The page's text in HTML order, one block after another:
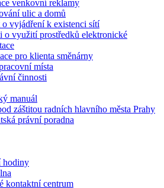
venkovní reklamy
ulic a domů
o vyjádření k existenci sítí
o využití prostředků elektronické
pro klienta směnárny
místa
činnosti
manuál
záštitou radních hlavního města Prahy
právní poradna
hodiny
kontaktní centrum